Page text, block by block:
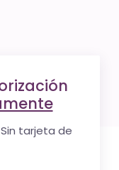
tarjeta de